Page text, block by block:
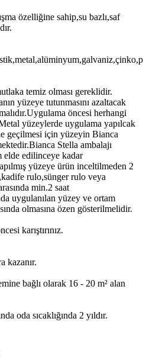
özelliğine sahip,su bazlı,saf
temiz olması gereklidir.
yüzeye tutunmasını azaltacak
öncesi herhangi
yüzeylerde uygulama yapılcak
geçilmesi için yüzeyin Bianca
Stella ambalajı
elde edilinceye kadar
yüzeye ürün inceltilmeden 2
rulo,sünger rulo veya
min.2 saat
uygulanılan yüzey ve ortam
olmasına özen gösterilmelidir.
karıştırınız.
kazanır.
bağlı olarak 16 - 20 m² alan
oda sıcaklığında 2 yıldır.